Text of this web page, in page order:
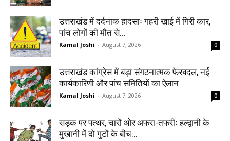
उत्तराखंड में दर्दनाक हादसाः गहरी खाई में गिरी कार,
पांच लोगों की मौत से...
Kamal Joshi - August 7, 2026 0
उत्तराखंड कांग्रेस में बड़ा संगठनात्मक फेरबदल, नई
कार्यकारिणी और पांच समितियों का ऐलान
Kamal Joshi - August 7, 2026 0
सड़क पर पत्थर, चारों ओर अफरा-तफरीः हल्द्वानी के
मुखानी में दो गुटों के बीच...